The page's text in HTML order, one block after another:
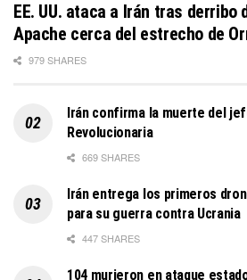
EE. UU. ataca a Irán tras derribo
Apache cerca del estrecho de
979 SHARES
Irán confirma la muerte del
Revolucionaria
669 SHARES
Irán entrega los primeros
para su guerra contra Ucrania
447 SHARES
104 murieron en ataque